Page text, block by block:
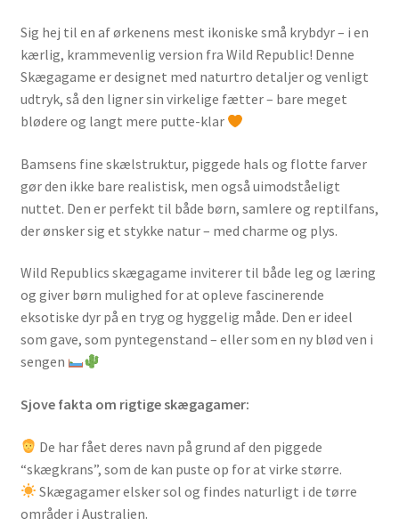
Sig hej til en af ørkenens mest ikoniske små krybdyr – i en
kærlig, krammevenlig version fra Wild Republic! Denne
Skægagame er designet med naturtro detaljer og venligt
udtryk, så den ligner sin virkelige fætter – bare meget
blødere og langt mere putte-klar
Bamsens fine skælstruktur, piggede hals og flotte farver
gør den ikke bare realistisk, men også uimodståeligt
nuttet. Den er perfekt til både børn, samlere og reptilfans,
der ønsker sig et stykke natur – med charme og plys.
Wild Republics skægagame inviterer til både leg og læring
og giver børn mulighed for at opleve fascinerende
eksotiske dyr på en tryg og hyggelig måde. Den er ideel
som gave, som pyntegenstand – eller som en ny blød ven i
sengen
Sjove fakta om rigtige skægagamer:
De har fået deres navn på grund af den piggede
“skægkrans”, som de kan puste op for at virke større.
Skægagamer elsker sol og findes naturligt i de tørre
områder i Australien.